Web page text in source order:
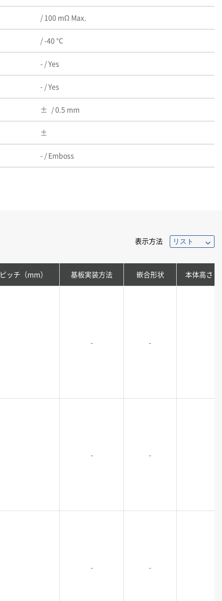
/ 100 mΩ Max.
/ -40 ℃
- / Yes
- / Yes
/ 0.5 mm
- / Emboss
表示方法
ピッチ（mm） 基板実装方法 嵌合形状 本体高さ
- -
- -
- -